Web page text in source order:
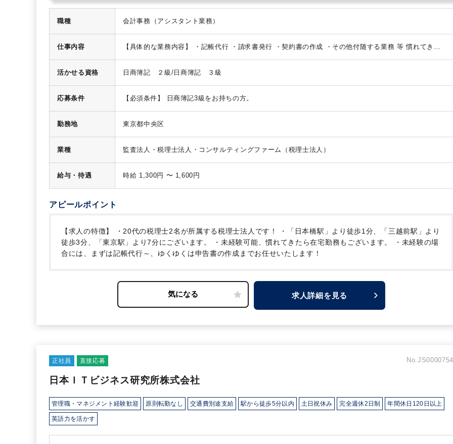
職種 会計事務（アシスタント業務）
仕事内容 【具体的な業務内容】 ・記帳代行 ・請求書発行 ・契約書の作成 ・その他付随する業務 等 慣れてきた
活かせる資格 日商簿記 ２級/日商簿記 ３級
応募条件 【必須条件】 日商簿記3級をお持ちの方。
勤務地 東京都中央区
業種 監査法人・税理士法人・コンサルティングファーム（税理士法人）
給与・待遇 時給 1,300円 〜 1,600円
アピールポイント
【求人の特徴】 ・20代の税理士2名が所属する税理士法人です！
・「日本橋駅」より徒歩1分、「三越前駅」より
徒歩3分、「東京駅」より7分にございます。
・未経験可能、慣れてきたら在宅勤務もございます。
・未経験の場
合には、まずは記帳代行～、ゆくゆくは申告書の作成までお任せいたします！
求人詳細を見る
正社員 直接応募 No.JS0000754
日本ＩＴビジネス研究所株式会社
管理職・マネジメント経験歓迎 原則転勤なし 交通費別途支給 駅から徒歩5分以内 土日祝休み 完全週休2日制 年間休日120日以上
英語力を活かす